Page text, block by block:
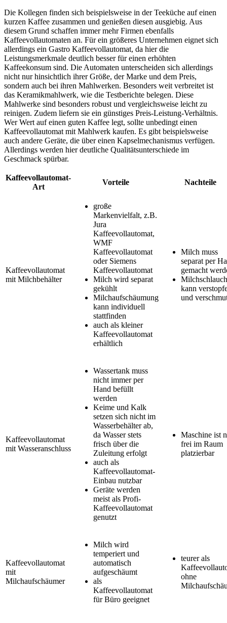
Die Kollegen finden sich beispielsweise in der Teeküche auf einen
kurzen Kaffee zusammen und genießen diesen ausgiebig. Aus
diesem Grund schaffen immer mehr Firmen ebenfalls
Kaffeevollautomaten an. Für ein größeres Unternehmen eignet sich
allerdings ein Gastro Kaffeevollautomat, da hier die
Leistungsmerkmale deutlich besser für einen erhöhten
Kaffeekonsum sind. Die Automaten unterscheiden sich allerdings
nicht nur hinsichtlich ihrer Größe, der Marke und dem Preis,
sondern auch bei ihren Mahlwerken. Besonders weit verbreitet ist
das Keramikmahlwerk, wie die Testberichte belegen. Diese
Mahlwerke sind besonders robust und vergleichsweise leicht zu
reinigen. Zudem liefern sie ein günstiges Preis-Leistung-Verhältnis.
Wer Wert auf einen guten Kaffee legt, sollte unbedingt einen
Kaffeevollautomat mit Mahlwerk kaufen. Es gibt beispielsweise
auch andere Geräte, die über einen Kapselmechanismus verfügen.
Allerdings werden hier deutliche Qualitätsunterschiede im
Geschmack spürbar.
Kaffeevollautomat-
Art
Vorteile Nachteile
Kaffeevollautomat
mit Milchbehälter
große
Markenvielfalt, z.B.
Jura
Kaffeevollautomat,
WMF
Kaffeevollautomat
oder Siemens
Kaffeevollautomat
Milch wird separat
gekühlt
Milchaufschäumung
kann individuell
stattfinden
auch als kleiner
Kaffeevollautomat
erhältlich
Milch muss
separat per
gemacht
Milchschlauch
kann
und
Kaffeevollautomat
mit Wasseranschluss
Wassertank muss
nicht immer per
Hand befüllt
werden
Keime und Kalk
setzen sich nicht im
Wasserbehälter ab,
da Wasser stets
frisch über die
Zuleitung erfolgt
auch als
Kaffeevollautomat-
Einbau nutzbar
Geräte werden
meist als Profi-
Kaffeevollautomat
genutzt
Maschine ist
frei im Raum
platzierbar
Kaffeevollautomat
mit
Milchaufschäumer
Milch wird
temperiert und
automatisch
aufgeschäumt
als
Kaffeevollautomat
für Büro geeignet
teurer als
ohne